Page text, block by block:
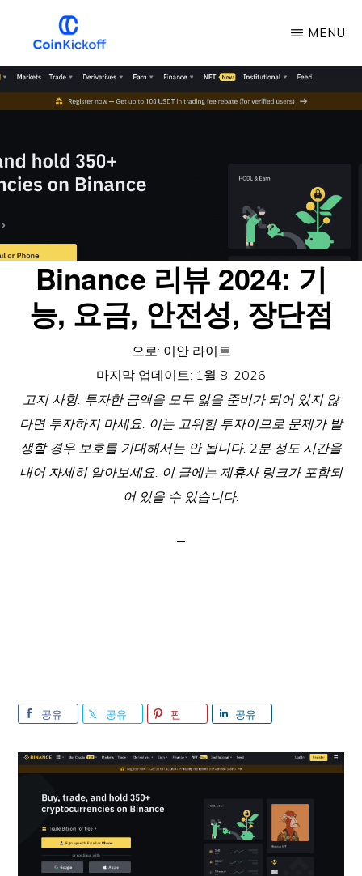
콘
텐
건
뛰
기
COIN
킥
프
MENU
Binance 리뷰 2024: 기
능, 요금, 안전성, 장단점
으로: 이안 라이트
마지막 업데이트: 1월 8, 2026
고지 사항: 투자한 금액을 모두 잃을 준비가 되어 있지 않
다면 투자하지 마세요. 이는 고위험 투자이므로 문제가 발
생할 경우 보호를 기대해서는 안 됩니다. 2분 정도 시간을
내어 자세히 알아보세요. 이 글에는 제휴사 링크가 포함되
어 있을 수 있습니다.
공유 공유 핀 공유